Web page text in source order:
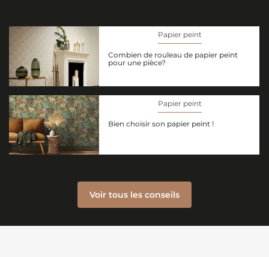
Papier peint
Combien de rouleau de papier peint
pour une pièce?
Papier peint
Bien choisir son papier peint !
Voir tous les conseils